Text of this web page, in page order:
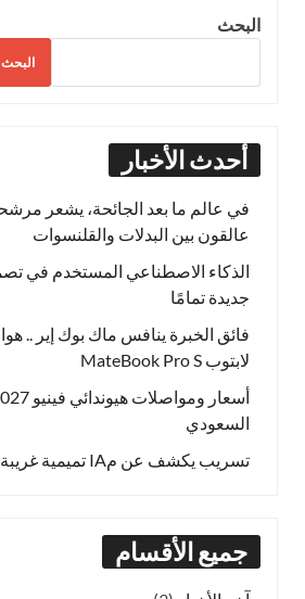
البحث
البحث
أحدث الأخبار
في عالم ما بعد الجائحة، يشعر
عالقون بين البدلات والقلنسوات
الذكاء الاصطناعي المستخدم في
جديدة تمامًا
فائق الخبرة ينافس ماك بوك إير ..
لابتوب MateBook Pro S
السعودي
تسريب يكشف عن مIA تميمية غريبة في أييفون ألترام
جميع الأقسام